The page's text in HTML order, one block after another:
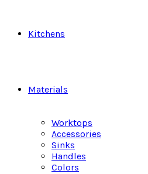
Kitchens
Materials
Worktops
Accessories
Sinks
Handles
Colors